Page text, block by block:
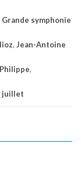
Grande symphonie
, Jean-Antoine
,
juillet